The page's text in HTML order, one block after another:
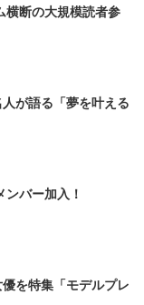
横断の大規模読者参
が語る「夢を叶える
バー加入！
を特集「モデルプレ